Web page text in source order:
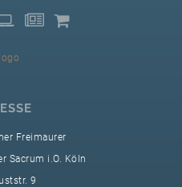
Freimaurer
Sacrum i.O. Köln
9